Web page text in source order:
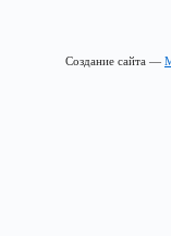
Создание сайта —